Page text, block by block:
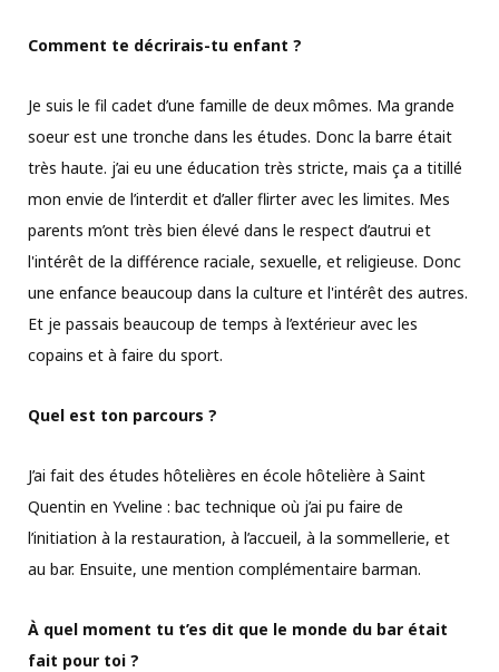
Comment te décrirais-tu enfant ?
Je suis le fil cadet d’une famille de deux mômes. Ma grande
soeur est une tronche dans les études. Donc la barre était
très haute. j’ai eu une éducation très stricte, mais ça a titillé
mon envie de l’interdit et d’aller flirter avec les limites. Mes
parents m’ont très bien élevé dans le respect d’autrui et
l'intérêt de la différence raciale, sexuelle, et religieuse. Donc
une enfance beaucoup dans la culture et l'intérêt des autres.
Et je passais beaucoup de temps à l’extérieur avec les
copains et à faire du sport.
Quel est ton parcours ?
J’ai fait des études hôtelières en école hôtelière à Saint
Quentin en Yveline : bac technique où j’ai pu faire de
l’initiation à la restauration, à l’accueil, à la sommellerie, et
au bar. Ensuite, une mention complémentaire barman.
À quel moment tu t’es dit que le monde du bar était
fait pour toi ?